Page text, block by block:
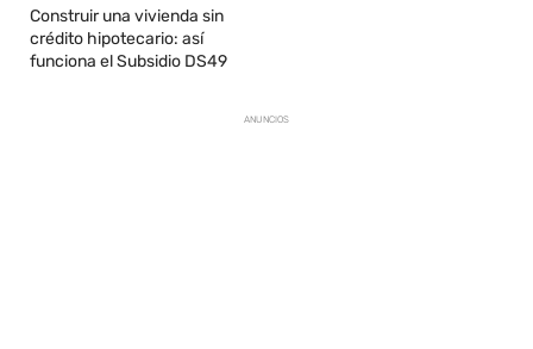
Construir una vivienda sin
crédito hipotecario: así
funciona el Subsidio DS49
ANUNCIOS